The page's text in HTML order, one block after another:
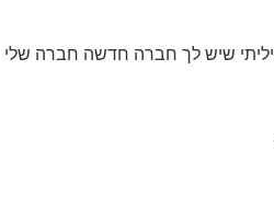
שיש לך חברה חדשה חברה שלי